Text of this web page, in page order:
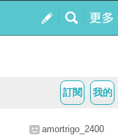
我的
訂閱
amortrigo_2400